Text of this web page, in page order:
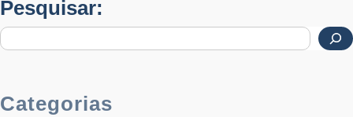
Pesquisar:
Categorias